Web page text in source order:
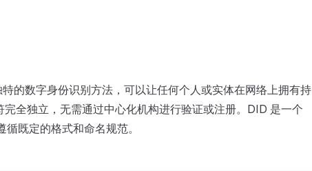
的数字身份识别方法，可以让任何个人或实体在网络上拥有持
全独立，无需通过中心化机构进行验证或注册。DID 是一个
既定的格式和命名规范。